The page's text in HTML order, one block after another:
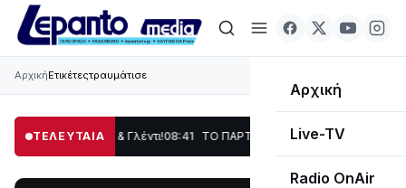
Αρχική
Live-TV
Radio OnAir
ΑρχικήΕτικέτεςτραυμάτισε
ΤΕΛΕΥΤΑΙΑ
Χορός & Γλέντι!08:41 ΤΟ ΠΑΡΤΥ ΣΥΝΕΧΙΖΕΤΑΙ… 19:47 Στο σκοτάδι